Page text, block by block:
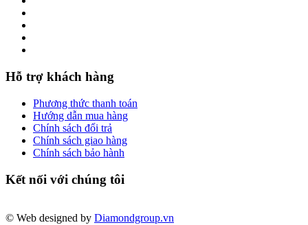
Hỗ trợ khách hàng
Phương thức thanh toán
Hướng dẫn mua hàng
Chính sách đổi trả
Chính sách giao hàng
Chính sách bảo hành
Kết nối với chúng tôi
© Web designed by Diamondgroup.vn